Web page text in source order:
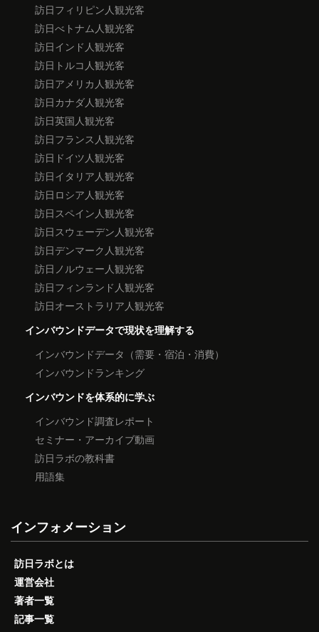
訪日フィリピン人観光客
訪日べトナム人観光客
訪日インド人観光客
訪日トルコ人観光客
訪日アメリカ人観光客
訪日カナダ人観光客
訪日英国人観光客
訪日フランス人観光客
訪日ドイツ人観光客
訪日イタリア人観光客
訪日ロシア人観光客
訪日スペイン人観光客
訪日スウェーデン人観光客
訪日デンマーク人観光客
訪日ノルウェー人観光客
訪日フィンランド人観光客
訪日オーストラリア人観光客
インバウンドデータで現状を理解する
インバウンドデータ（需要・宿泊・消費）
インバウンドランキング
インバウンドを体系的に学ぶ
インバウンド調査レポート
セミナー・アーカイブ動画
訪日ラボの教科書
用語集
インフォメーション
訪日ラボとは
運営会社
著者一覧
記事一覧